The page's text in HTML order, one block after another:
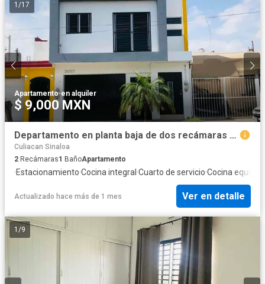
1 /17
Apartamento·en alquiler
$ 9,000 MXN
Departamento en planta baja de dos recámaras sobre Blvd Villas del Río
Culiacan Sinaloa
2 Recámaras1 BañoApartamento
·Estacionamiento·Cocina integral ·Cuarto de servicio·Cocina
Actualizado hace más de 1 mes Ver en detalle
1 /9